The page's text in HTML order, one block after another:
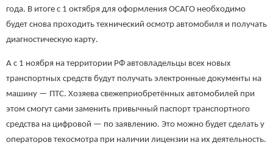
года. В итоге с 1 октября для оформления ОСАГО необходимо
будет снова проходить технический осмотр автомобиля и получать
диагностическую карту.
А с 1 ноября на территории РФ автовладельцы всех новых
транспортных средств будут получать электронные документы на
машину — ПТС. Хозяева свежеприобретённых автомобилей при
этом смогут сами заменить привычный паспорт транспортного
средства на цифровой — по заявлению. Это можно будет сделать у
операторов техосмотра при наличии лицензии на их деятельность.